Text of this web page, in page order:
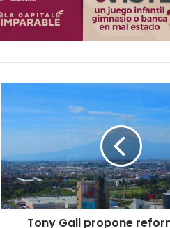
Gali
garantizar
el
crecimiento
urbano
ordenadoTony Gali propone